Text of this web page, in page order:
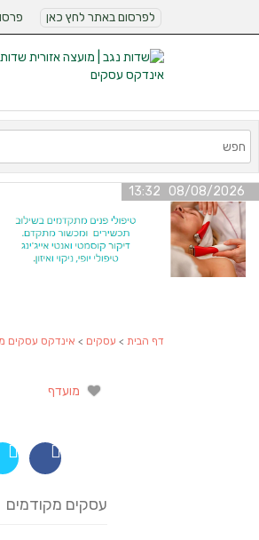
לפרסום באתר לחץ כאן
08/08/2026 13:32
דף הבית > עסקים > אינדקס עסקים
מועדף
עסקים מקודמים